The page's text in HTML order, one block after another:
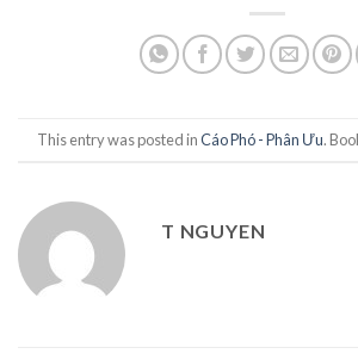
This entry was posted inCáo Phó - Phân Ưu.
T NGUYEN